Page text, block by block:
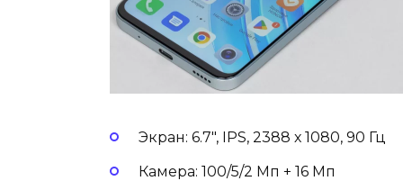
Экран: 6.7″, IPS, 2388 х 1080, 90 Гц
Камера: 100/5/2 Мп + 16 Мп